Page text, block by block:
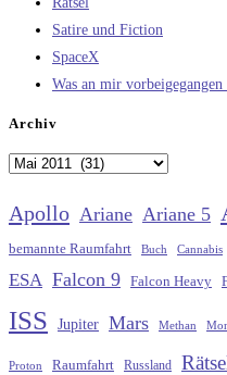
Satire und Fiction
SpaceX
Was an mir vorbeigegangen
Archiv
Archiv
Apollo Ariane Ariane 5
bemannte Raumfahrt Buch Cannabis
ESA Falcon 9 Falcon Heavy
ISS Jupiter Mars Methan
Proton Raumfahrt Russland